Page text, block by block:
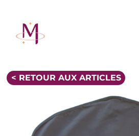
< RETOUR AUX ARTICLES